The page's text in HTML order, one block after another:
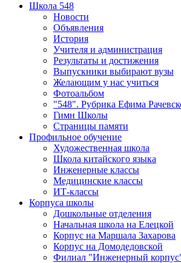
Школа 548
Новости
Объявления
История
Учителя и администрация
Результаты и достижения
Выпускники выбирают вузы
Желающим у нас учиться
Фотоальбом
"548". Рубрика Ефима
Гимн Школы
Страницы памяти
Профильное обучение
Художественная школа
Школа китайского языка
Инженерные классы
Медицинские классы
ИТ-классы
Корпуса школы
Дошкольные отделения
Начальная школа на Елецкой
Корпус на Маршала Захарова
Корпус на Домодедовской
Филиал "Инженерный